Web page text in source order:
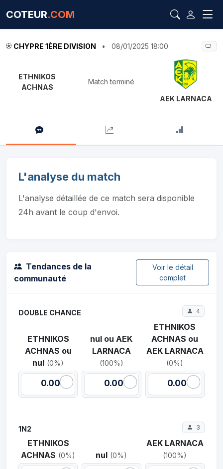
COTEUR.COM
CHYPRE 1ÈRE DIVISION • 08/01/2025 18:00
ETHNIKOS
ACHNAS
Match terminé
AEK LARNACA
L'analyse du match
L'analyse détaillée de ce match sera disponible
24h avant le coup d'envoi.
Tendances de la
communauté
Voir le détail
complet
DOUBLE CHANCE 4
ETHNIKOS
ACHNAS ou
nul (0%)
0.00
nul ou AEK
LARNACA
(100%)
0.00
ETHNIKOS
ACHNAS ou
AEK LARNACA
(0%)
0.00
1N2 3
ETHNIKOS
ACHNAS (0%) nul (0%)
AEK LARNACA
(100%)